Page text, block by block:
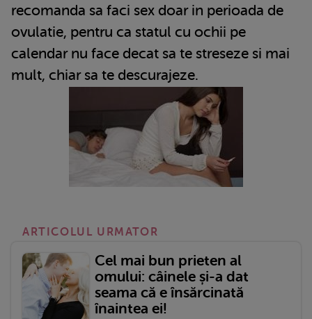
recomanda sa faci sex doar in perioada de
ovulatie, pentru ca statul cu ochii pe
calendar nu face decat sa te streseze si mai
mult, chiar sa te descurajeze.
ARTICOLUL URMATOR
Cel mai bun prieten al
omului: câinele și-a dat
seama că e însărcinată
înaintea ei!